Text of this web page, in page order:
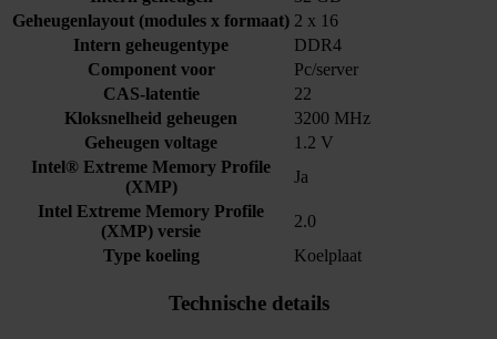
Geheugenlayout (modules x formaat) 2 x 16
Intern geheugentype
DDR4
Component voor
Pc/server
CAS-latentie
22
Kloksnelheid geheugen
3200 MHz
Geheugen voltage
1.2 V
Intel® Extreme Memory Profile
(XMP)
Ja
Intel Extreme Memory Profile
(XMP) versie
2.0
Type koeling
Koelplaat
Technische details